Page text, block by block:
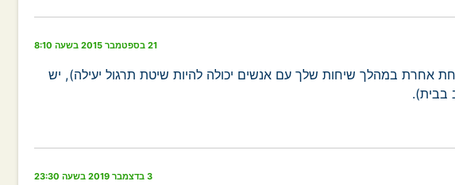
21 בספטמבר 2015 בשעה 8:10
אחרת במהלך שיחות שלך עם אנשים יכולה להיות שיטת תרגול יעילה), יש
3 בדצמבר 2019 בשעה 23:30